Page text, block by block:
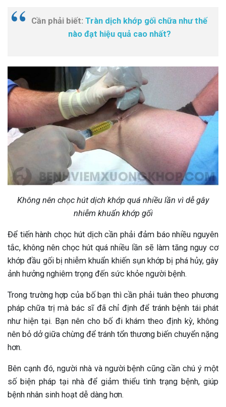
Cần phải biết: Tràn dịch khớp gối chữa như thế
nào đạt hiệu quả cao nhất?
Không nên chọc hút dịch khớp quá nhiều lần vì dễ gây
nhiễm khuẩn khớp gối
Để tiến hành chọc hút dịch cần phải đảm báo nhiều nguyên
tắc, không nên chọc hút quá nhiều lần sẽ làm tăng nguy cơ
khớp đầu gối bị nhiễm khuẩn khiến sụn khớp bị phá hủy, gây
ảnh hưởng nghiêm trọng đến sức khỏe người bệnh.
Trong trường hợp của bố bạn thì cần phải tuân theo phương
pháp chữa trị mà bác sĩ đã chỉ định để tránh bệnh tái phát
như hiện tại. Bạn nên cho bố đi khám theo định kỳ, không
nên bỏ dở giữa chừng để tránh tổn thương biến chuyển nặng
hơn.
Bên cạnh đó, người nhà và người bệnh cũng cần chú ý một
số biện pháp tại nhà để giảm thiểu tình trạng bệnh, giúp
bệnh nhân sinh hoạt dễ dàng hơn.